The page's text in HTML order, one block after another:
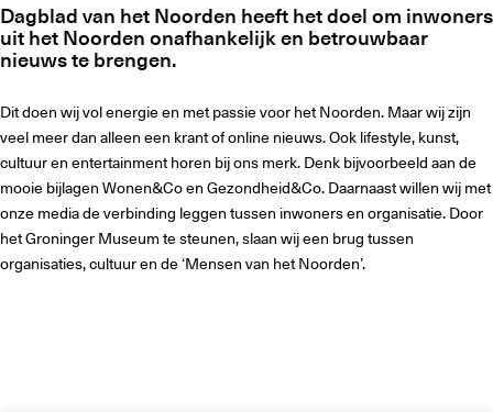
Dagblad van het Noorden heeft het doel om inwoners
uit het Noorden onafhankelijk en betrouwbaar
nieuws te brengen.
Dit doen wij vol energie en met passie voor het Noorden. Maar wij zijn
veel meer dan alleen een krant of online nieuws. Ook lifestyle, kunst,
cultuur en entertainment horen bij ons merk. Denk bijvoorbeeld aan de
mooie bijlagen Wonen&Co en Gezondheid&Co. Daarnaast willen wij met
onze media de verbinding leggen tussen inwoners en organisatie. Door
het Groninger Museum te steunen, slaan wij een brug tussen
organisaties, cultuur en de ‘Mensen van het Noorden’.